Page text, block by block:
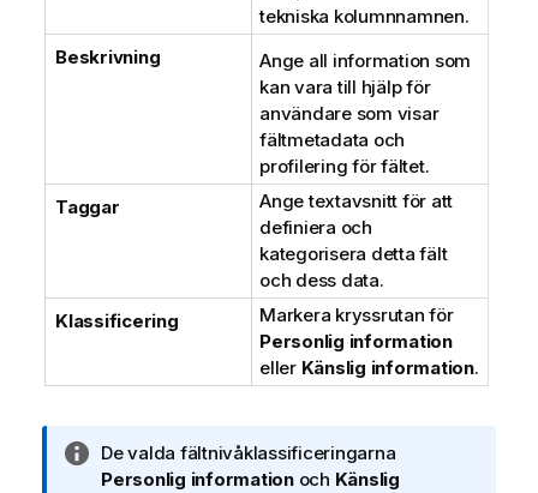
tekniska kolumnnamnen.
Beskrivning
Ange all information som
kan vara till hjälp för
användare som visar
fältmetadata och
profilering för fältet.
Taggar
Ange textavsnitt för att
definiera och
kategorisera detta fält
och dess data.
Klassificering
Markera kryssrutan för
Personlig information
eller Känslig information.
A
n
De valda fältnivåklassificeringarna
Personlig informationoch Känslig